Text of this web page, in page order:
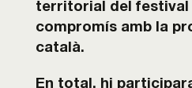
territorial del festival
compromís amb la
català.
En total, hi